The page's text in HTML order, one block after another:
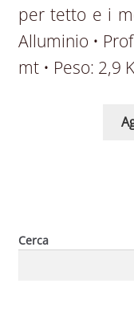
per tetto e i
Alluminio •
mt • Peso: 2,9
Cerca